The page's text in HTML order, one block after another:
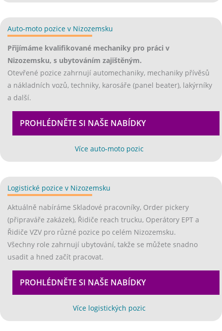
Auto-moto pozice v Nizozemsku
Přijímáme kvalifikované mechaniky pro práci v
Nizozemsku, s ubytováním zajištěným.
Otevřené pozice zahrnují automechaniky, mechaniky přívěsů
a nákladních vozů, techniky, karosáře (panel beater), lakýrníky
a další.
PROHLÉDNĚTE SI NAŠE NABÍDKY
Více auto-moto pozic
Logistické pozice v Nizozemsku
Aktuálně nabíráme Skladové pracovníky, Order pickery
(připraváře zakázek), Řidiče reach trucku, Operátory EPT a
Řidiče VZV pro různé pozice po celém Nizozemsku.
Všechny role zahrnují ubytování, takže se můžete snadno
usadit a hned začít pracovat.
PROHLÉDNĚTE SI NAŠE NABÍDKY
Více logistických pozic